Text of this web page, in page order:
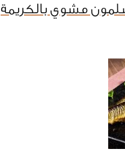
مشوي بالكريمة